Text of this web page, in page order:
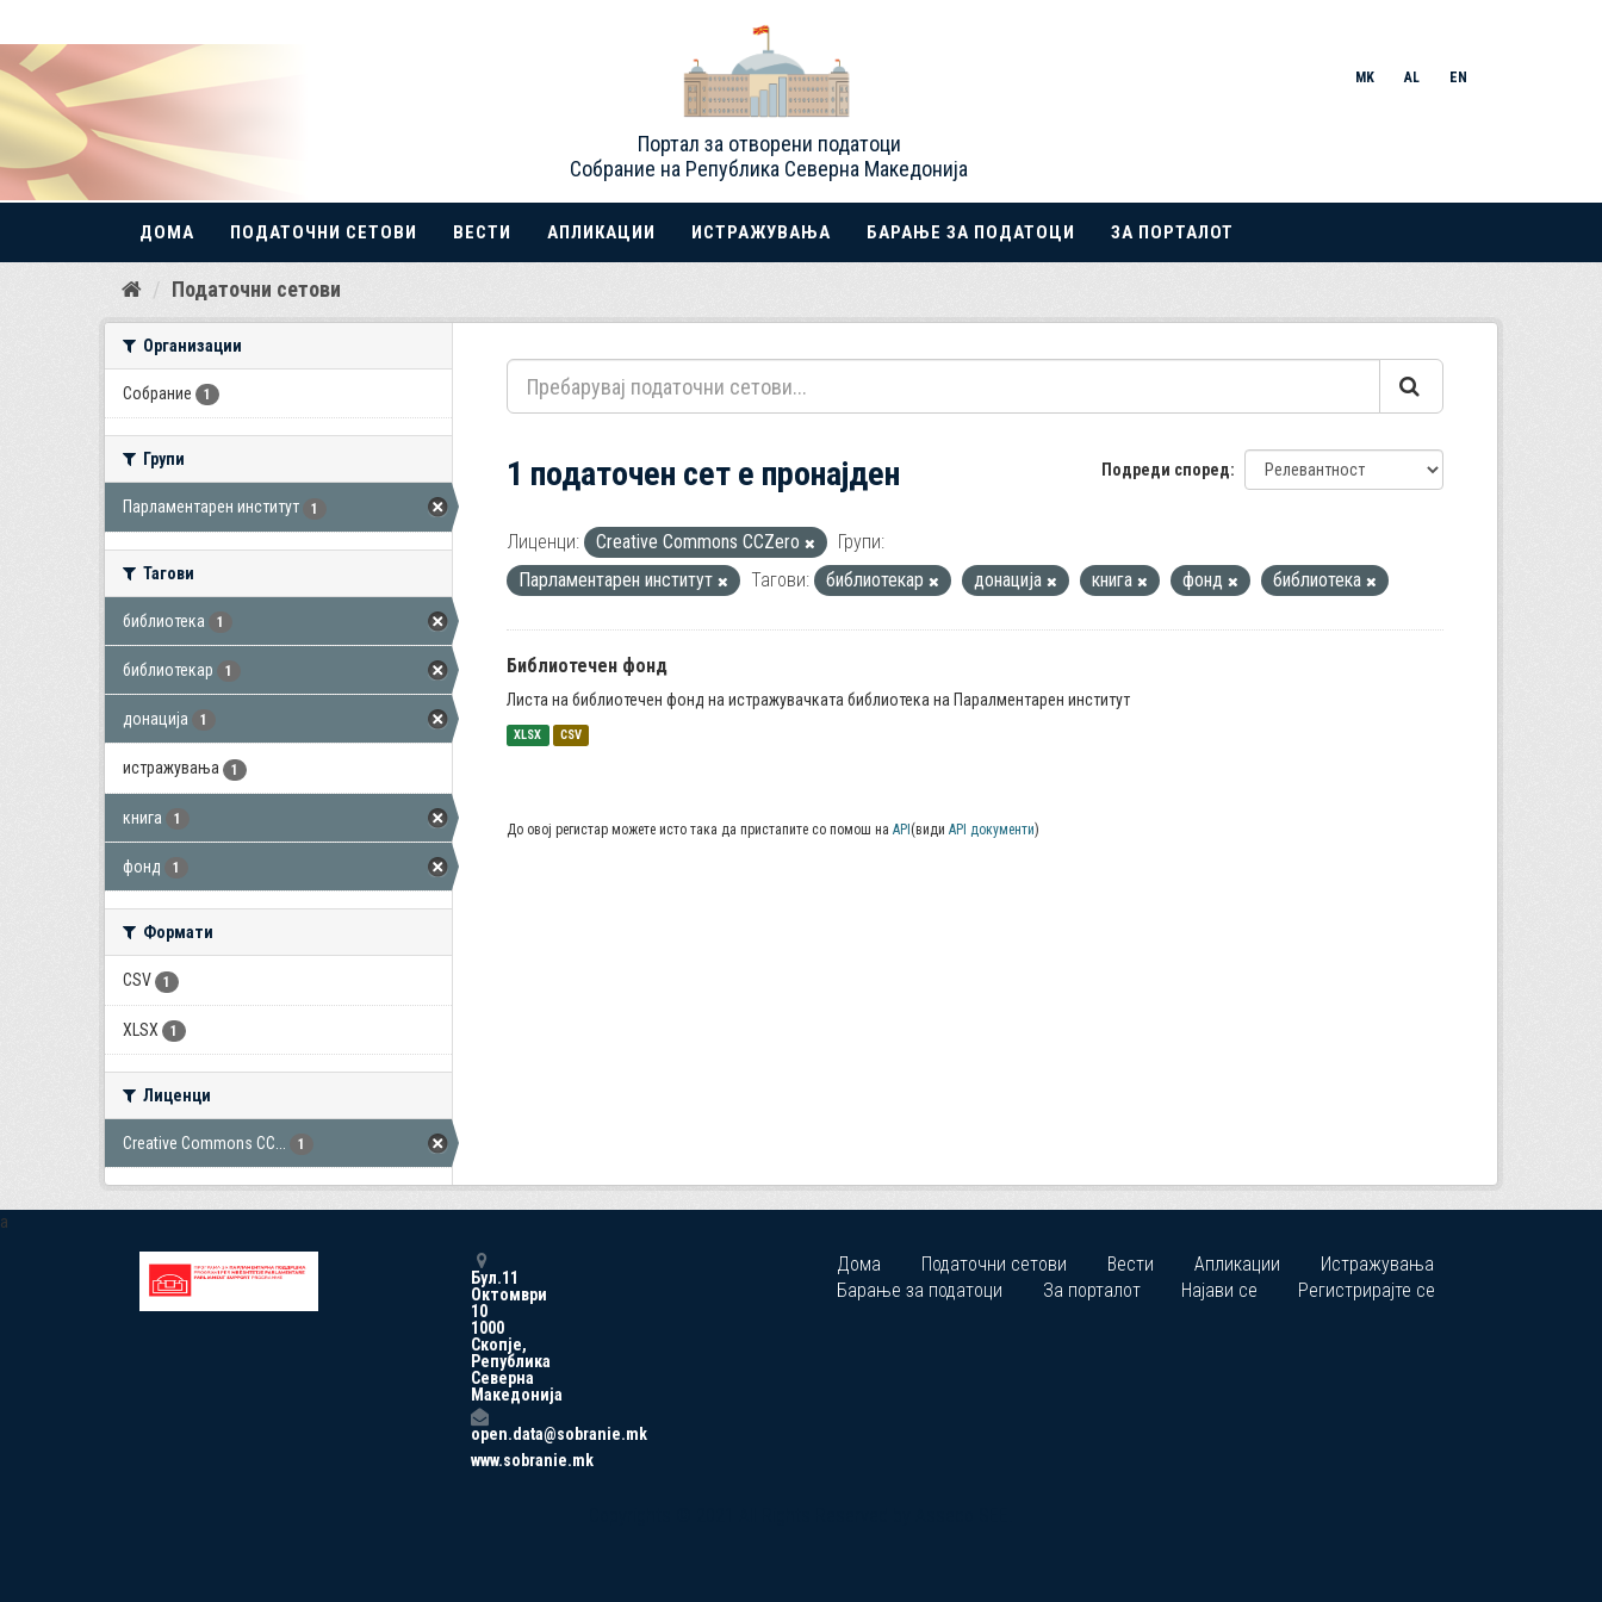
Прескокнете
Портал за отворени податоци
Собрание на Република Северна Македонија
MK AL EN
ДОМА ПОДАТОЧНИ СЕТОВИ ВЕСТИ АПЛИКАЦИИ ИСТРАЖУВАЊА БАРАЊЕ ЗА ПОДАТОЦИ ЗА ПОРТАЛОТ
Податочни сетови
Организации
Собрание 1
Групи
Парламентарен институт 1
Тагови
библиотека 1
библиотекар 1
донација 1
истражувања 1
книга 1
фонд 1
Формати
CSV 1
XLSX 1
Лиценци
Creative Commons CC... 1
Подреди според
1 податочен сет е пронајден
Лиценци: Creative Commons CCZero
Групи:
Парламентарен институт
Тагови: библиотекар донација книга фонд библиотека
Библиотечен фонд
Листа на библиотечен фонд на истражувачката библиотека на Паралментарен институт
XLSX CSV
До овој регистар можете исто така да пристапите со помош на API (види API документи)
a
Бул.11
Октомври
10
1000
Скопје,
Република
Северна
Македонија
open.data@sobranie.mk
www.sobranie.mk
Дома Податочни сетови Вести Апликации
Истражувања
Барање за податоци
За порталот Најави се Регистрирајте се